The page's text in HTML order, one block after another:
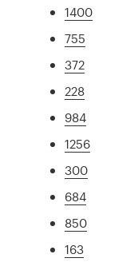
1400
755
372
228
984
1256
300
684
850
163